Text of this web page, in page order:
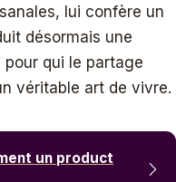
lui confère un
désormais une
pour qui le partage
véritable art de vivre.
un product